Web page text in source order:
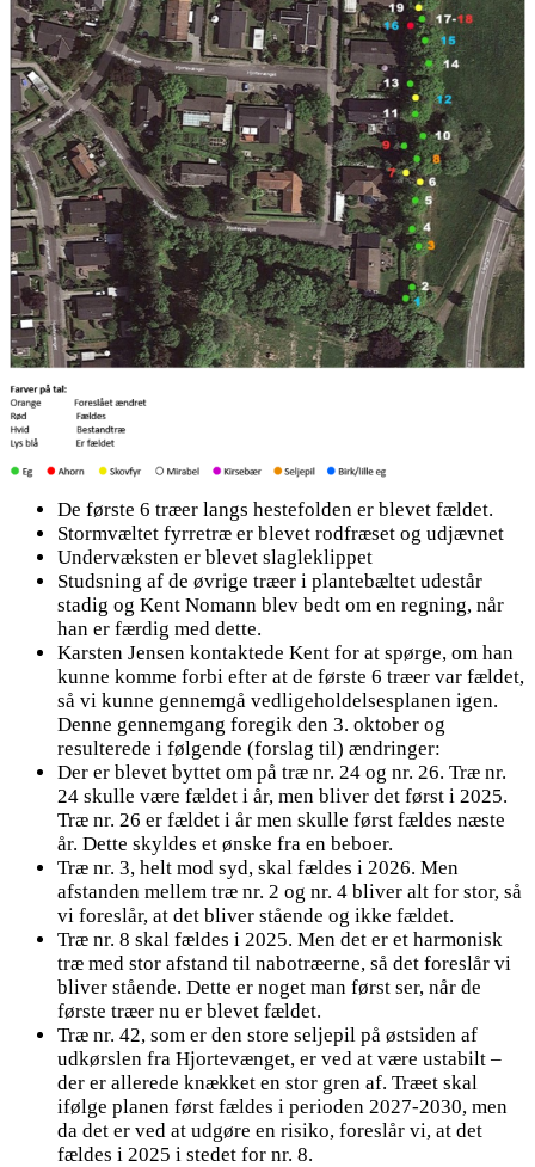
De første 6 træer langs hestefolden er blevet fældet.
Stormvæltet fyrretræ er blevet rodfræset og udjævnet
Undervæksten er blevet slagleklippet
Studsning af de øvrige træer i plantebæltet udestår
stadig og Kent Nomann blev bedt om en regning, når
han er færdig med dette.
Karsten Jensen kontaktede Kent for at spørge, om han
kunne komme forbi efter at de første 6 træer var fældet,
så vi kunne gennemgå vedligeholdelsesplanen igen.
Denne gennemgang foregik den 3. oktober og
resulterede i følgende (forslag til) ændringer:
Der er blevet byttet om på træ nr. 24 og nr. 26. Træ nr.
24 skulle være fældet i år, men bliver det først i 2025.
Træ nr. 26 er fældet i år men skulle først fældes næste
år. Dette skyldes et ønske fra en beboer.
Træ nr. 3, helt mod syd, skal fældes i 2026. Men
afstanden mellem træ nr. 2 og nr. 4 bliver alt for stor, så
vi foreslår, at det bliver stående og ikke fældet.
Træ nr. 8 skal fældes i 2025. Men det er et harmonisk
træ med stor afstand til nabotræerne, så det foreslår vi
bliver stående. Dette er noget man først ser, når de
første træer nu er blevet fældet.
Træ nr. 42, som er den store seljepil på østsiden af
udkørslen fra Hjortevænget, er ved at være ustabilt –
der er allerede knækket en stor gren af. Træet skal
ifølge planen først fældes i perioden 2027-2030, men
da det er ved at udgøre en risiko, foreslår vi, at det
fældes i 2025 i stedet for nr. 8.